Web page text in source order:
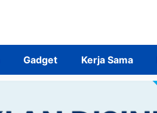
Gadget Kerja Sama